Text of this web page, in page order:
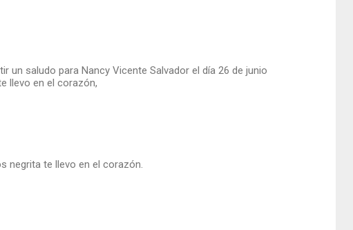
un saludo para Nancy Vicente Salvador el día 26 de junio
llevo en el corazón,
negrita te llevo en el corazón.